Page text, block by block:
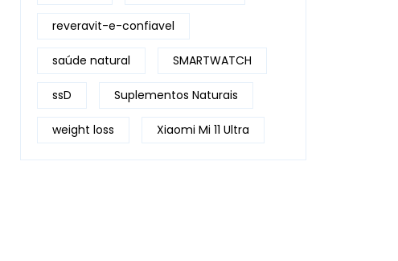
reveravit-e-confiavel
saúde natural SMARTWATCH
ssD Suplementos Naturais
weight loss Xiaomi Mi 11 Ultra